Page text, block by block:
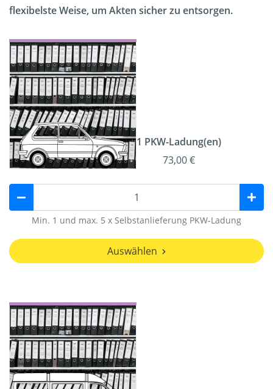
flexibelste Weise, um Akten sicher zu entsorgen.
1 PKW-Ladung(en)
73,00 €
Min. 1 und max. 5 x Selbstanlieferung PKW-Ladung
Auswählen